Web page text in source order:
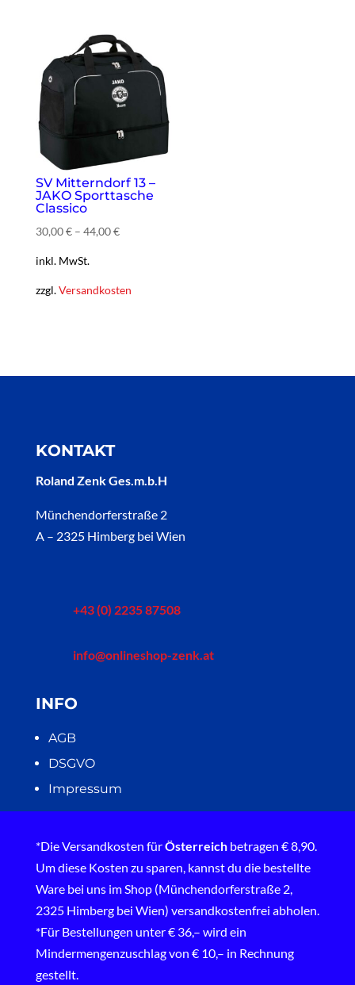
SV Mitterndorf 13 –
JAKO Sporttasche
Classico
30,00€– 44,00€
inkl. MwSt.
zzgl.Versandkosten
KONTAKT
Roland Zenk Ges.m.b.H
Münchendorferstraße 2
A – 2325 Himberg bei Wien
+43 (0) 2235 87508
info@onlineshop-zenk.at
INFO
AGB
DSGVO
Impressum
*Die Versandkosten fürÖsterreich betragen € 8,90.
Um diese Kosten zu sparen, kannst du die bestellte
Ware bei uns im Shop (Münchendorferstraße 2,
2325 Himberg bei Wien) versandkostenfrei abholen.
*Für Bestellungen unter € 36,– wird ein
Mindermengenzuschlag von € 10,– in Rechnung
gestellt.